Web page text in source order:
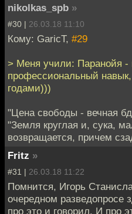
nikolkas_spb »
#30 | 26.03.18 11:10
Кому: GaricT, #29
> Меня учили: Паранойя -
профессиональный
годами)))
"Цена свободы - вечная
"Земля круглая и, сука,
возвращается, причем
Fritz »
#31 | 26.03.18 11:22
Помнится, Игорь
очередном разведопросе
про это и говорил. И про